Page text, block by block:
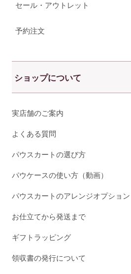
セール・アウトレット
予約注文
ショップについて
実店舗のご案内
よくある質問
パウスカートの選び方
パウケースの使い方（動画）
パウスカートのアレンジオプション
お仕立てから発送まで
ギフトラッピング
領収書の発行について